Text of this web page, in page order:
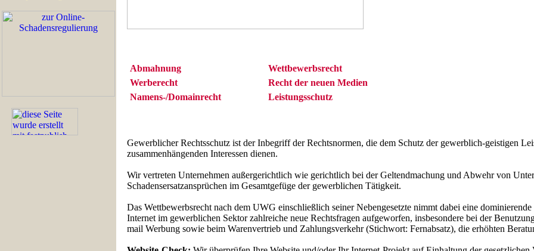
Abmahnung
Wettbewerbsrecht
Werberecht
Recht der neuen Medien
Namens-/Domainrecht
Leistungsschutz
Gewerblicher Rechtsschutz ist der Inbegriff der Rechtsnormen, die dem Schutz der gewerblich-geistigen
zusammenhängenden Interessen dienen.
Wir vertreten Unternehmen außergerichtlich wie gerichtlich bei der Geltendmachung und Abwehr von
Schadensersatzansprüchen im Gesamtgefüge der gewerblichen Tätigkeit.
Das Wettbewerbsrecht nach dem UWG einschließlich seiner Nebengesetzte nimmt dabei eine
Internet im gewerblichen Sektor zahlreiche neue Rechtsfragen aufgeworfen, insbesondere bei der
mail Werbung sowie beim Warenvertrieb und Zahlungsverkehr (Stichwort: Fernabsatz), die erhöhten